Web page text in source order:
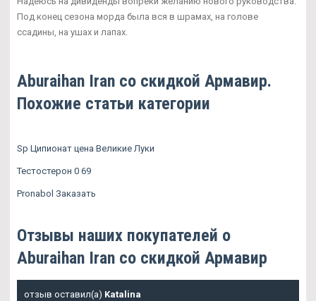
Под конец сезона морда была вся в шрамах, на голове
ссадины, на ушах и лапах.
Aburaihan Iran со скидкой Армавир.
Похожие статьи категории
Sp Ципионат цена Великие Луки
Тестостерон 0 69
Pronabol Заказать
Отзывы наших покупателей о
Aburaihan Iran со скидкой Армавир
отзыв оставил(а) Katalina